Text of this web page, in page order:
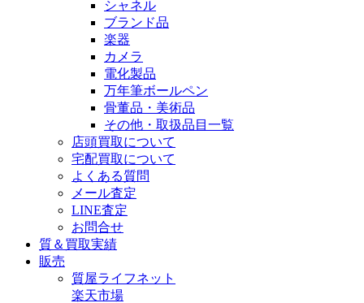
シャネル
ブランド品
楽器
カメラ
電化製品
万年筆ボールペン
骨董品・美術品
その他・取扱品目一覧
店頭買取について
宅配買取について
よくある質問
メール査定
LINE査定
お問合せ
質＆買取実績
販売
質屋ライフネット
楽天市場